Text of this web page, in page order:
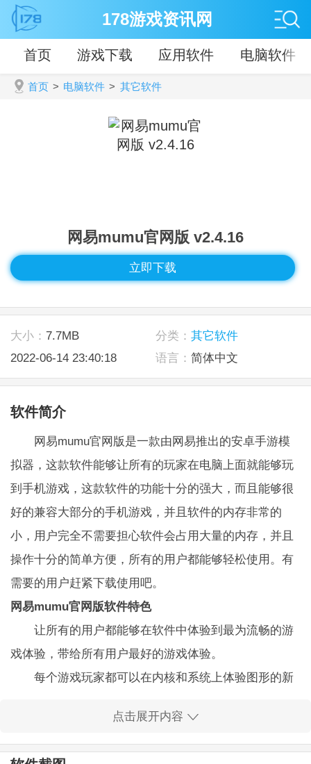
178游戏资讯网
首页 游戏下载 应用软件 电脑软件
首页 > 电脑软件 > 其它软件
网易mumu官网版 v2.4.16
立即下载
大小： 7.7MB 分类： 其它软件
2022-06-14 23:40:18
语言： 简体中文
软件简介
网易mumu官网版是一款由网易推出的安卓手游模
拟器，这款软件能够让所有的玩家在电脑上面就能够玩
到手机游戏，这款软件的功能十分的强大，而且能够很
好的兼容大部分的手机游戏，并且软件的内存非常的
小，用户完全不需要担心软件会占用大量的内存，并且
操作十分的简单方便，所有的用户都能够轻松使用。有
需要的用户赶紧下载使用吧。
网易mumu官网版软件特色
让所有的用户都能够在软件中体验到最为流畅的游
戏体验，带给所有用户最好的游戏体验。
每个游戏玩家都可以在内核和系统上体验图形的新
法，并改善游戏的整体键盘和鼠标控件。
保证每一位玩家都能够快速启动游戏，并且操作十
点击展开内容